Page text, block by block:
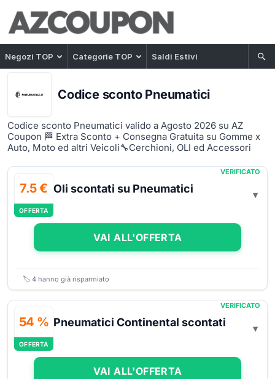
Negozi TOP Categorie TOP Saldi Estivi
Codice sconto Pneumatici
Codice sconto Pneumatici valido a Agosto 2026 su AZ
Coupon 🏁 Extra Sconto + Consegna Gratuita su Gomme x
Auto, Moto ed altri Veicoli🔧Cerchioni, OLI ed Accessori
7.5 €
OFFERTA
VERIFICATO
Oli scontati su Pneumatici
VAI ALL'OFFERTA
🏷️ 4 hanno già risparmiato
54 %
OFFERTA
VERIFICATO
Pneumatici Continental scontati
VAI ALL'OFFERTA